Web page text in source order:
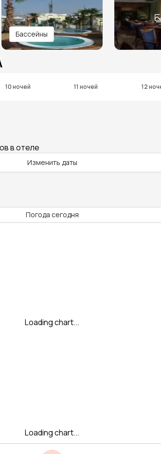
Бассейны
10 ночей 11 ночей 12
в отеле
Изменить даты
Погода сегодня
Loading chart...
Loading chart...